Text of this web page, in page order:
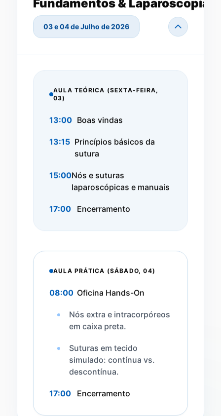
Fundamentos & Laparoscopia
03 e 04 de Julho de 2026
AULA TEÓRICA (SEXTA-FEIRA,
03)
13:00 Boas vindas
13:15 Princípios básicos da
sutura
15:00Nós e suturas
laparoscópicas e manuais
17:00 Encerramento
AULA PRÁTICA (SÁBADO, 04)
08:00 Oficina Hands-On
Nós extra e intracorpóreos
em caixa preta.
Suturas em tecido
simulado: contínua vs.
descontínua.
17:00 Encerramento